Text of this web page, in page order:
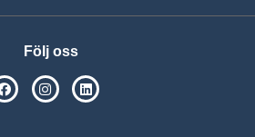
Följ oss
SPSM på Facebook
SPSM på Instagram